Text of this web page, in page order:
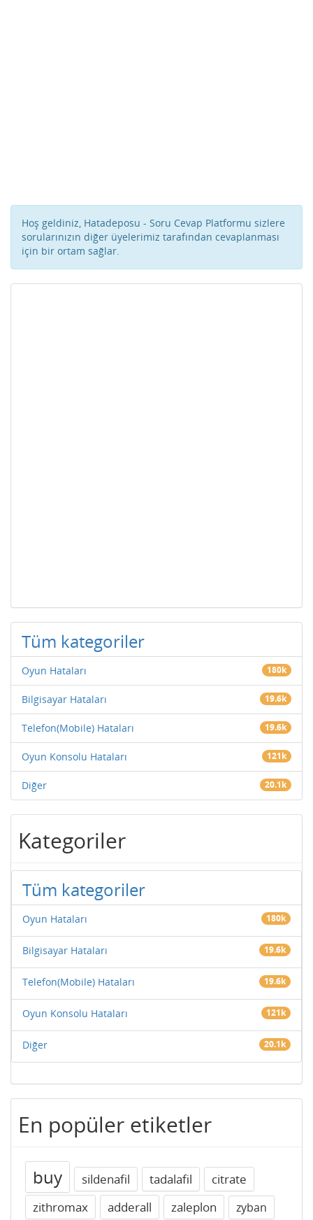
Hoş geldiniz, Hatadeposu - Soru Cevap Platformu sizlere
sorularınızın diğer üyelerimiz tarafından cevaplanması
için bir ortam sağlar.
Tüm kategoriler
Oyun Hataları 180k
Bilgisayar Hataları 19.6k
Telefon(Mobile) Hataları 19.6k
Oyun Konsolu Hataları 121k
Diğer 20.1k
Kategoriler
Tüm kategoriler
Oyun Hataları 180k
Bilgisayar Hataları 19.6k
Telefon(Mobile) Hataları 19.6k
Oyun Konsolu Hataları 121k
Diğer 20.1k
En popüler etiketler
buy sildenafil tadalafil
citrate
zithromax
adderall zaleplon
zyban